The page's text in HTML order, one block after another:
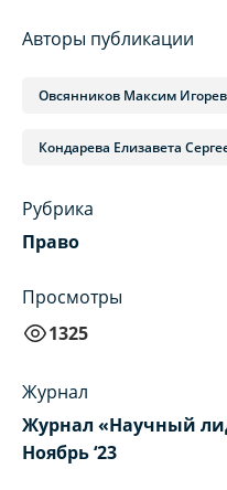
Авторы публикации
Овсянников Максим
Кондарева Елизавета
Рубрика
Право
Просмотры
1325
Журнал
Журнал «Научный
Ноябрь ‘23